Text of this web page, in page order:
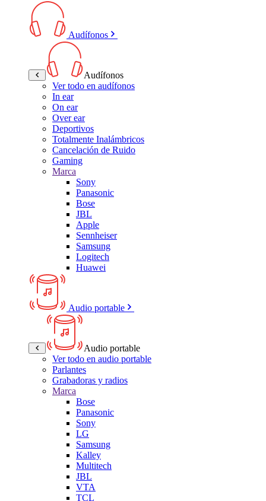
Audífonos
Audífonos
Ver todo en audífonos
In ear
On ear
Over ear
Deportivos
Totalmente Inalámbricos
Cancelación de Ruido
Gaming
Marca
Sony
Panasonic
Bose
JBL
Apple
Sennheiser
Samsung
Logitech
Huawei
Audio portable
Audio portable
Ver todo en audio portable
Parlantes
Grabadoras y radios
Marca
Bose
Panasonic
Sony
LG
Samsung
Kalley
Multitech
JBL
VTA
TCL